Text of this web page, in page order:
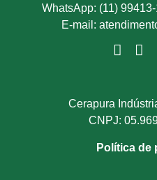
WhatsApp: (11)
E-mail:
Cerapura
CNPJ:
Política de